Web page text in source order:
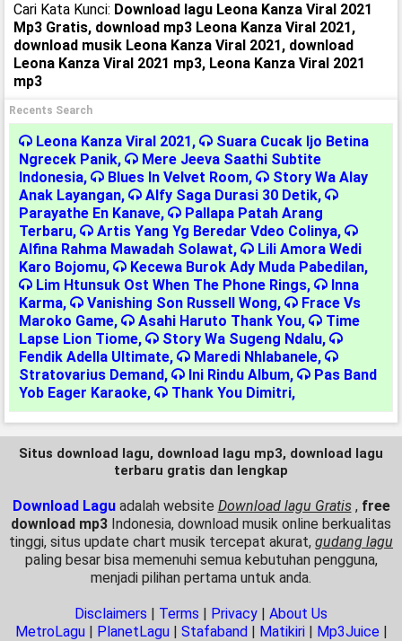
Cari Kata Kunci: Download lagu Leona Kanza Viral 2021
Mp3 Gratis, download mp3 Leona Kanza Viral 2021,
download musik Leona Kanza Viral 2021, download
Leona Kanza Viral 2021 mp3, Leona Kanza Viral 2021
mp3
Recents Search
Leona Kanza Viral 2021,
Suara Cucak Ijo Betina
Ngrecek Panik,
Mere Jeeva Saathi Subtite
Indonesia, Blues In Velvet Room,
Story Wa Alay
Anak Layangan, Alfy Saga Durasi 30 Detik,
Parayathe En Kanave,
Pallapa Patah Arang
Terbaru, Artis Yang Yg Beredar Vdeo Colinya,
Alfina Rahma Mawadah Solawat,
Lili Amora Wedi
Karo Bojomu, Kecewa Burok Ady Muda Pabedilan,
Lim Htunsuk Ost When The Phone Rings,
Inna
Karma, Vanishing Son Russell Wong,
Frace Vs
Maroko Game, Asahi Haruto Thank You,
Time
Lapse Lion Tiome, Story Wa Sugeng Ndalu,
Fendik Adella Ultimate, Maredi Nhlabanele,
Stratovarius Demand, Ini Rindu Album,
Pas Band
Yob Eager Karaoke, Thank You Dimitri,
Situs download lagu, download lagu mp3, download lagu
terbaru gratis dan lengkap
Download Lagu adalah website Download lagu Gratis , free
download mp3 Indonesia, download musik online berkualitas
tinggi, situs update chart musik tercepat akurat, gudang lagu
paling besar bisa memenuhi semua kebutuhan pengguna,
menjadi pilihan pertama untuk anda.
Disclaimers | Terms | Privacy | About Us
MetroLagu| PlanetLagu| Stafaband| Matikiri| Mp3Juice|